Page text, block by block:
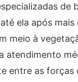
de
ela após
meio à
atendimento
entre as forças